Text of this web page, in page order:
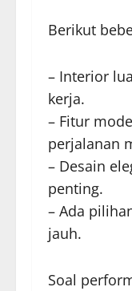
Berikut
– Interior
kerja.
– Fitur
perjalanan
– Desain
penting.
– Ada
jauh.
Soal